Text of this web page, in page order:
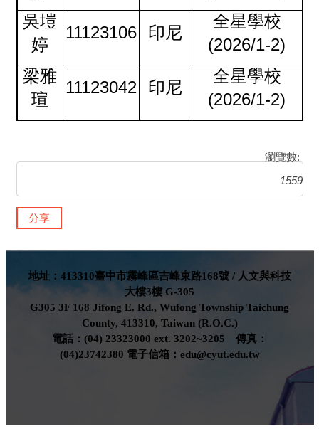
吳塏
婷
11123106 印尼
全星學校
(2026/1-2)
梁雅
瑄
11123042 印尼
全星學校
(2026/1-2)
瀏覽數:
1559
分享
地址：413310臺中市霧峰區吉峰東路168號 / 人文與科技
大樓3樓 G-305
G305 3F 168 Jifong E. Rd., Wufong Township Taichung
County, 413310, Taiwan (R.O.C.)
電話：(04) 23323000 ext. 3202~3205 傳真：
(04)23742380 電子信箱：edu@cyut.edu.tw